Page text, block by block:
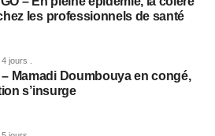
les professionnels de santé
4 jours .
– Mamadi Doumbouya en congé,
s’insurge